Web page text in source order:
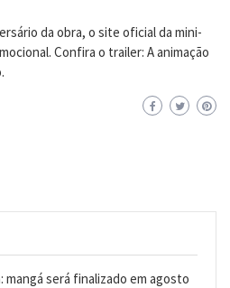
da obra, o site oficial da mini-
Confira o trailer: A animação
mangá será finalizado em agosto